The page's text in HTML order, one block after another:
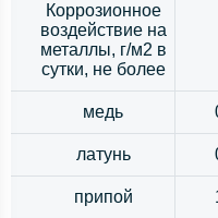
Коррозионное
воздействие на
металлы, г/м2 в
сутки, не более
медь
латунь
припой